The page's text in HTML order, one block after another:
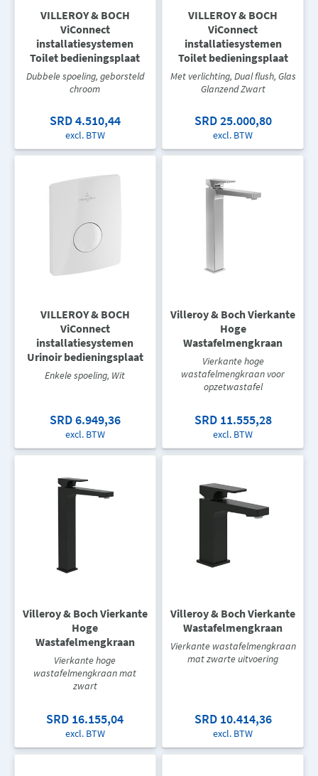
VILLEROY & BOCH
ViConnect
installatiesystemen
Toilet bedieningsplaat
Dubbele spoeling, geborsteld
chroom
SRD 4.510,44
excl. BTW
VILLEROY & BOCH
ViConnect
installatiesystemen
Toilet bedieningsplaat
Met verlichting, Dual flush, Glas
Glanzend Zwart
SRD 25.000,80
excl. BTW
VILLEROY & BOCH
ViConnect
installatiesystemen
Urinoir bedieningsplaat
Enkele spoeling, Wit
SRD 6.949,36
excl. BTW
Villeroy & Boch Vierkante
Hoge
Wastafelmengkraan
Vierkante hoge
wastafelmengkraan voor
opzetwastafel
SRD 11.555,28
excl. BTW
Villeroy & Boch Vierkante
Hoge
Wastafelmengkraan
Vierkante hoge
wastafelmengkraan mat
zwart
SRD 16.155,04
excl. BTW
Villeroy & Boch Vierkante
Wastafelmengkraan
Vierkante wastafelmengkraan
mat zwarte uitvoering
SRD 10.414,36
excl. BTW